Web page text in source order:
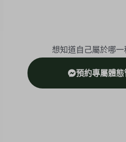
想知道自己屬於哪一
預約專屬體